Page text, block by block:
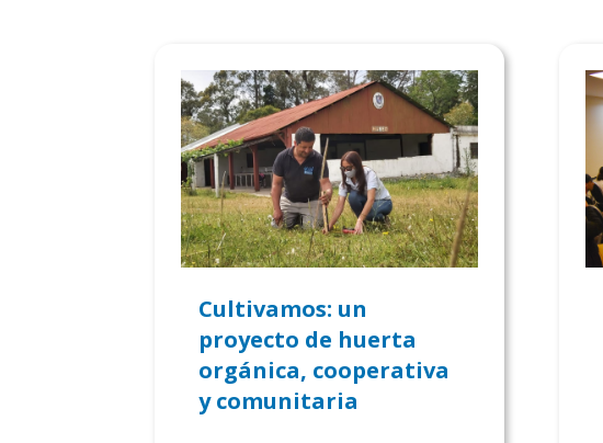
Cultivamos: un
proyecto de huerta
orgánica, cooperativa
y comunitaria